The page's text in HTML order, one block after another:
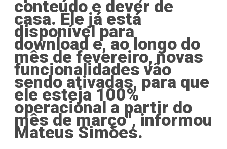
conteúdo e dever de
casa. Ele já está
disponível para
download e, ao longo do
mês de fevereiro, novas
funcionalidades vão
sendo ativadas, para que
ele esteja 100%
operacional a partir do
mês de março", informou
Mateus Simões.